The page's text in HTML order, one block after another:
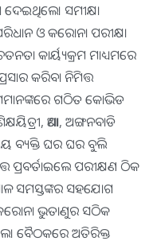
ସମୀକ୍ଷା
ଓ କରୋନା ପରୀକ୍ଷା
କାର୍ୟ୍ୟକ୍ରମ ମାଧ୍ୟମରେ
କରିବା ନିମିତ୍ତ
ଗଠିତ କୋଭିଡ
ଆଶା, ଅଙ୍ଗନବାଡି
ବ୍ୟକ୍ତି ଘର ଘର ବୁଲି
ପ୍ରବର୍ତାଇଲେ ପରୀକ୍ଷଣ ଠିକ
ସମସ୍ତଙ୍କର ସହଯୋଗ
ଭୁତାଣୁର ସଠିକ
ବୈଠକରେ ଅତିରିକ୍ତ